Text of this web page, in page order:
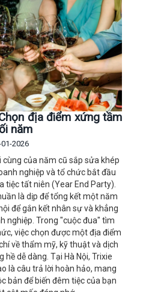
địa điểm xứng tầm
năm
2026
cùng của năm cũ sắp sửa khép
nghiệp và tổ chức bắt đầu
tiệc tất niên (Year End Party).
là dịp để tổng kết một năm
để gắn kết nhân sự và khẳng
nghiệp. Trong "cuộc đua" tìm
việc chọn được một địa điểm
về thẩm mỹ, kỹ thuật và dịch
hề dễ dàng. Tại Hà Nội, Trixie
là câu trả lời hoàn hảo, mang
bản để biến đêm tiệc của bạn